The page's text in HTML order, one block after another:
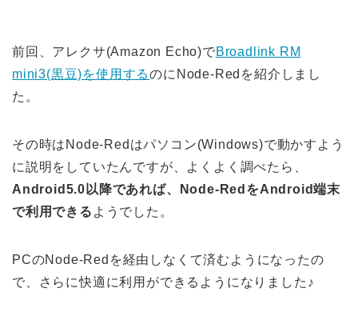
前回、アレクサ(Amazon Echo)でBroadlink RM
mini3(黒豆)を使用するのにNode-Redを紹介しまし
た。
その時はNode-Redはパソコン(Windows)で動かすよう
に説明をしていたんですが、よくよく調べたら、
Android5.0以降であれば、Node-RedをAndroid端末
で利用できる ようでした。
PCのNode-Redを経由しなくて済むようになったの
で、さらに快適に利用ができるようになりました♪